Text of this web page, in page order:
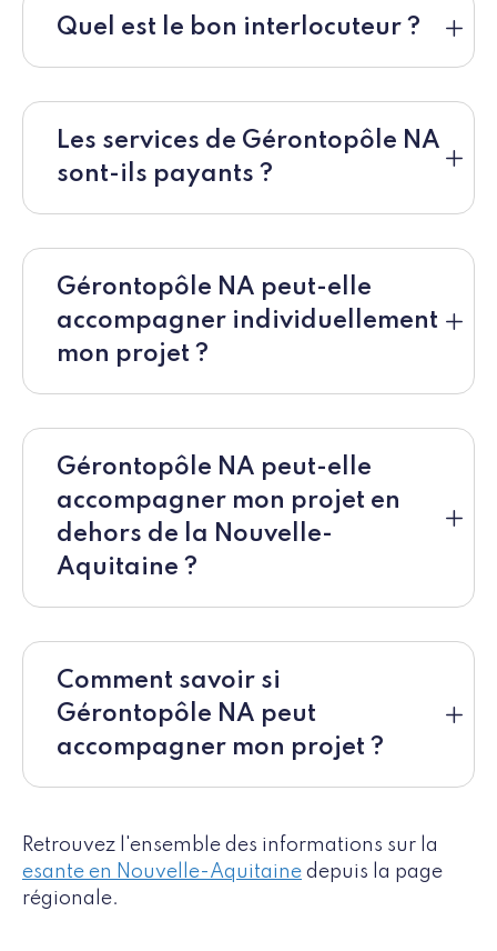
Quel est le bon interlocuteur ?
Les services de Gérontopôle NA
sont-ils payants ?
Gérontopôle NA peut-elle
accompagner individuellement
mon projet ?
Gérontopôle NA peut-elle
accompagner mon projet en
dehors de la Nouvelle-
Aquitaine ?
Comment savoir si
Gérontopôle NA peut
accompagner mon projet ?
Retrouvez l'ensemble des informations sur la
esante en Nouvelle-Aquitaine depuis la page
régionale.